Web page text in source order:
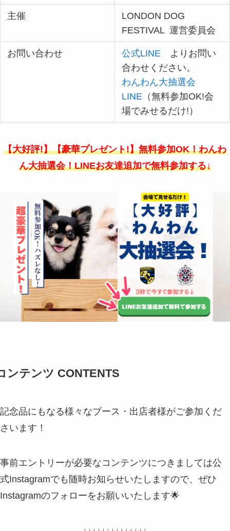
主催
LONDON DOG
FESTIVAL 運営委員会
お問い合わせ 公式LINE よりお問い
合わせください。
わんわん大抽選会
LINE （無料参加OK!会
場でみせるだけ!）
【大好評!】【豪華プレゼント!】無料参加OK！わんわ
ん大抽選会！LINEお友達追加で無料参加する↓
ンテンツ CONTENTS
記念品にもなる様々なブース・出店者様がご参加くだ
さいます！
事前エントリーが必要なコンテンツにつきましては公
式Instagramでも随時お知らせいたしますので、ぜひ
Instagramのフォローをお願いいたします🌟